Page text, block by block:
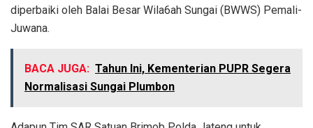
diperbaiki oleh Balai Besar Wila6ah Sungai (BWWS) Pemali-
Juwana.
BACA JUGA: Tahun Ini, Kementerian PUPR Segera
Normalisasi Sungai Plumbon